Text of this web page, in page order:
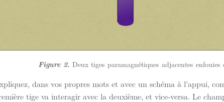
Figure 2. Deux tiges paramagnétiques adjacentes
dans vos propres mots et avec un schéma à l’appui,
tige va interagir avec la deuxième, et vice-versa. Le